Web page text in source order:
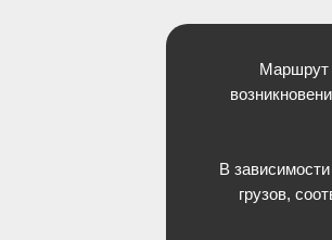
Маршрут
В
грузов,